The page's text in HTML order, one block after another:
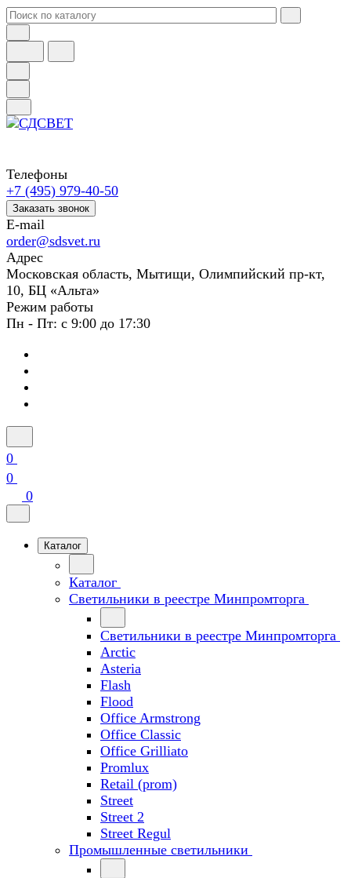
Телефоны
+7 (495) 979-40-50
Заказать звонок
E-mail
order@sdsvet.ru
Адрес
Московская область, Мытищи, Олимпийский пр-кт,
10, БЦ «Альта»
Режим работы
Пн - Пт: с 9:00 до 17:30
0
0
0
Каталог
Каталог
Светильники в реестре Минпромторга
Светильники в реестре Минпромторга
Arctic
Asteria
Flash
Flood
Office Armstrong
Office Classic
Office Grilliato
Promlux
Retail (prom)
Street
Street 2
Street Regul
Промышленные светильники